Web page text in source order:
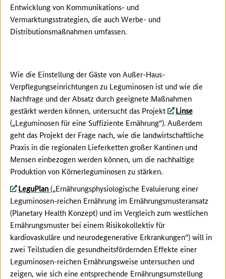
Entwicklung von Kommunikations- und
Vermarktungsstrategien, die auch Werbe- und
Distributionsmaßnahmen umfassen.
Wie die Einstellung der Gäste von Außer-Haus-
Verpflegungseinrichtungen zu Leguminosen ist und wie die
Nachfrage und der Absatz durch geeignete Maßnahmen
gestärkt werden können, untersucht das Projekt
Linse
(„Leguminosen für eine Suffiziente Ernährung“). Außerdem
geht das Projekt der Frage nach, wie die landwirtschaftliche
Praxis in die regionalen Lieferketten großer Kantinen und
Mensen einbezogen werden können, um die nachhaltige
Produktion von Körnerleguminosen zu stärken.
LeguPlan(„Ernährungsphysiologische Evaluierung einer
Leguminosen-reichen Ernährung im Ernährungsmusteransatz
(Planetary Health Konzept) und im Vergleich zum westlichen
Ernährungsmuster bei einem Risikokollektiv für
kardiovaskuläre und neurodegenerative Erkrankungen“) will in
zwei Teilstudien die gesundheitsfördernden Effekte einer
Leguminosen-reichen Ernährungsweise untersuchen und
zeigen, wie sich eine entsprechende Ernährungsumstellung